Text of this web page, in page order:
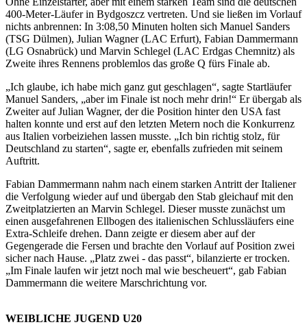
400-Meter-Läufer in Bydgoszcz vertreten. Und sie ließen im Vorlauf
nichts anbrennen: In 3:08,50 Minuten holten sich Manuel Sanders
(TSG Dülmen), Julian Wagner (LAC Erfurt), Fabian Dammermann
(LG Osnabrück) und Marvin Schlegel (LAC Erdgas Chemnitz) als
Zweite ihres Rennens problemlos das große Q fürs Finale ab.
„Ich glaube, ich habe mich ganz gut geschlagen“, sagte Startläufer
Manuel Sanders, „aber im Finale ist noch mehr drin!“ Er übergab als
Zweiter auf Julian Wagner, der die Position hinter den USA fast
halten konnte und erst auf den letzten Metern noch die Konkurrenz
aus Italien vorbeiziehen lassen musste. „Ich bin richtig stolz, für
Deutschland zu starten“, sagte er, ebenfalls zufrieden mit seinem
Auftritt.
Fabian Dammermann nahm nach einem starken Antritt der Italiener
die Verfolgung wieder auf und übergab den Stab gleichauf mit den
Zweitplatzierten an Marvin Schlegel. Dieser musste zunächst um
einen ausgefahrenen Ellbogen des italienischen Schlussläufers eine
Extra-Schleife drehen. Dann zeigte er diesem aber auf der
Gegengerade die Fersen und brachte den Vorlauf auf Position zwei
sicher nach Hause. „Platz zwei - das passt“, bilanzierte er trocken.
„Im Finale laufen wir jetzt noch mal wie bescheuert“, gab Fabian
Dammermann die weitere Marschrichtung vor.
WEIBLICHE JUGEND U20